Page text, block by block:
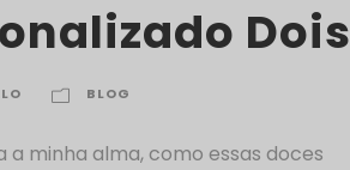
Dois
BLOG
minha alma, como essas doces